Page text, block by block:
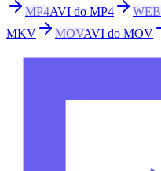
MP4AVI do MP4 WEB
MKV
MOVAVI do MOV